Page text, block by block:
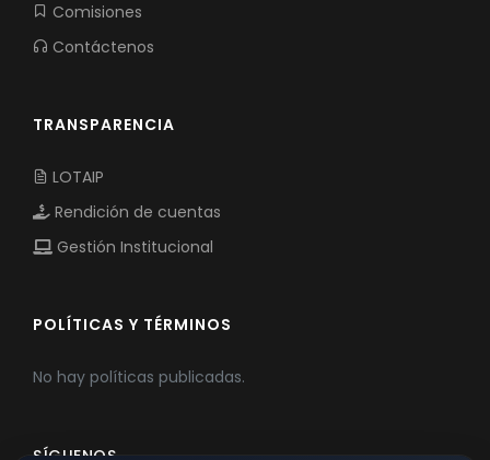
Comisiones
Contáctenos
TRANSPARENCIA
LOTAIP
Rendición de cuentas
Gestión Institucional
POLÍTICAS Y TÉRMINOS
No hay políticas publicadas.
SÍGUENOS